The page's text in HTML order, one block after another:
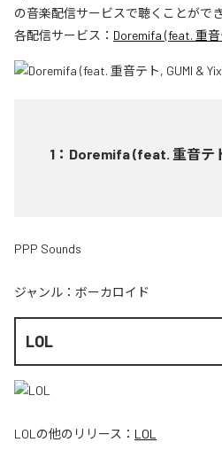
の音楽配信サービスで聴くことができ
各配信サービス： Doremifa (feat. 重音
1 ： Doremifa (feat. 重音テ
PPP Sounds
ジャンル： ボーカロイド
LOL
LOL の他のリリース： LOL